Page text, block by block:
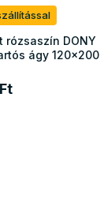
rózsaszín DONY
ágy 120x200